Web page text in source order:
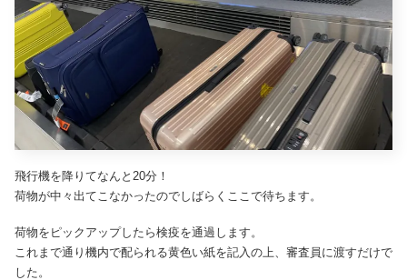
飛行機を降りてなんと20分！
荷物が中々出てこなかったのでしばらくここで待ちます。
荷物をピックアップしたら検疫を通過します。
これまで通り機内で配られる黄色い紙を記入の上、審査員に渡すだけで
した。